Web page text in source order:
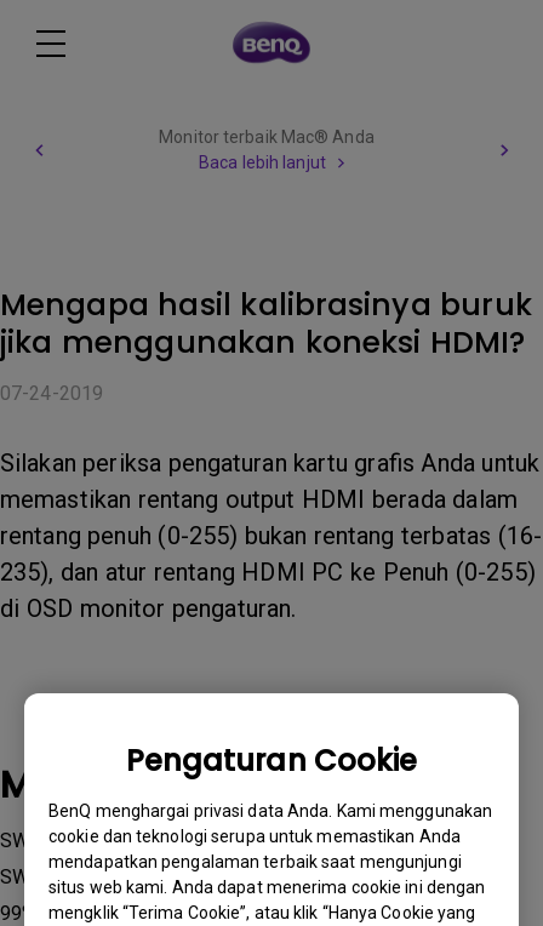
Pengaturan Cookie
BenQ menghargai privasi data Anda. Kami menggunakan
cookie dan teknologi serupa untuk memastikan Anda
mendapatkan pengalaman terbaik saat mengunjungi
situs web kami. Anda dapat menerima cookie ini dengan
mengklik “Terima Cookie”, atau klik “Hanya Cookie yang
Monitor terbaik Mac® Anda
Baca lebih lanjut
Mengapa hasil kalibrasinya buruk
jika menggunakan koneksi HDMI?
07-24-2019
Silakan periksa pengaturan kartu grafis Anda untuk
memastikan rentang output HDMI berada dalam
rentang penuh (0-255) bukan rentang terbatas (16-
235), dan atur rentang HDMI PC ke Penuh (0-255)
di OSD monitor pengaturan.
Model yang Berlaku
SW271, PG2401PT, PV270, PV3200PT, SW240, SW242Q,
SW2700PT | 27inch 2K IPS Foto Editing Monitor | AQColor |
99% Adobe RGB Pro Color Monitor, SW270C, SW271C,